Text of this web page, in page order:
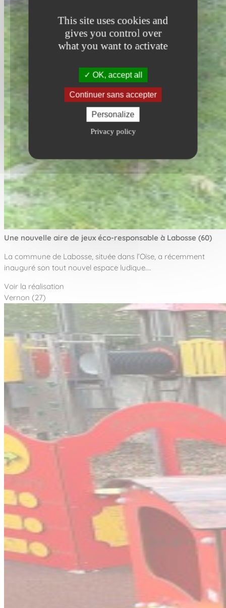
This site uses cookies and
gives you control over
what you want to activate
OK, accept all
Continuer sans accepter
Personalize
Privacy policy
Une nouvelle aire de jeux éco-responsable à Labosse (60)
La commune de Labosse, située dans l’Oise, a récemment
inauguré son tout nouvel espace ludique.…
Voir la réalisation
Vernon (27)